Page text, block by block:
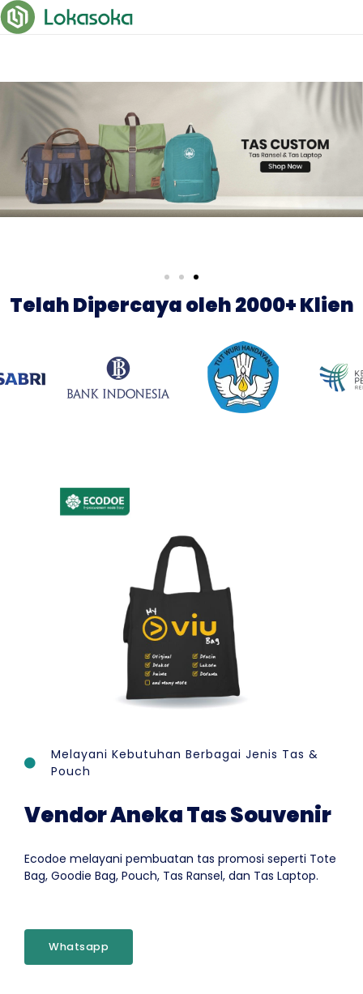
Telah Dipercaya oleh 2000+ Klien
Melayani Kebutuhan Berbagai Jenis Tas &
Pouch
Vendor Aneka Tas Souvenir
Ecodoe melayani pembuatan tas promosi seperti Tote
Bag, Goodie Bag, Pouch, Tas Ransel, dan Tas Laptop.
Whatsapp